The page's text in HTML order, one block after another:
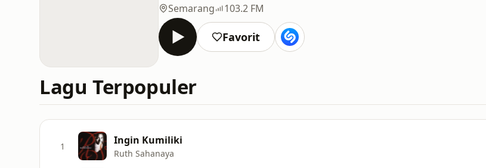
Semarang
103.2 FM
Favorit
Lagu Terpopuler
1 Ingin Kumiliki
Ruth Sahanaya